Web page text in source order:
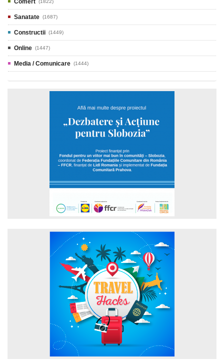
Comert (1822)
Sanatate (1687)
Constructii (1449)
Online (1447)
Media / Comunicare (1444)